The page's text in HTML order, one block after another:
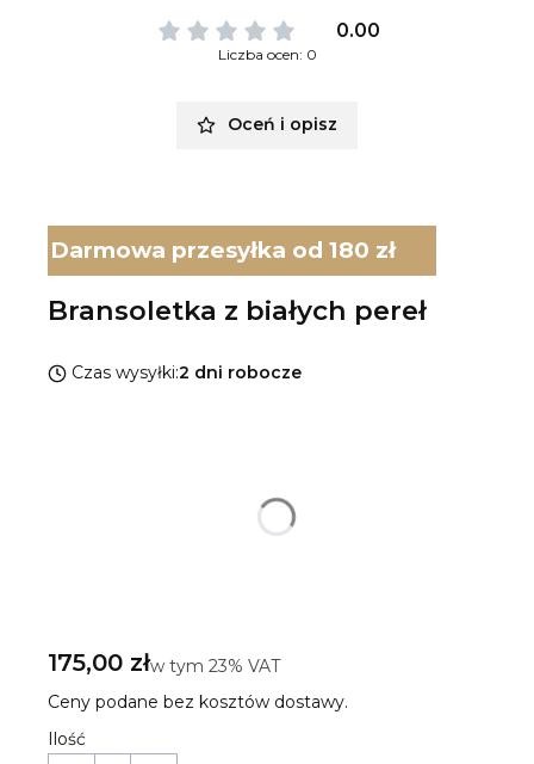
0.00
Liczba ocen: 0
Oceń i opisz
Darmowa przesyłka od 180 zł
Bransoletka z białych pereł
Czas wysyłki:2 dni robocze
Cena
175,00 złw tym 23% VAT
w tym 23% VAT
Ceny podane bez kosztów dostawy.
Ilość